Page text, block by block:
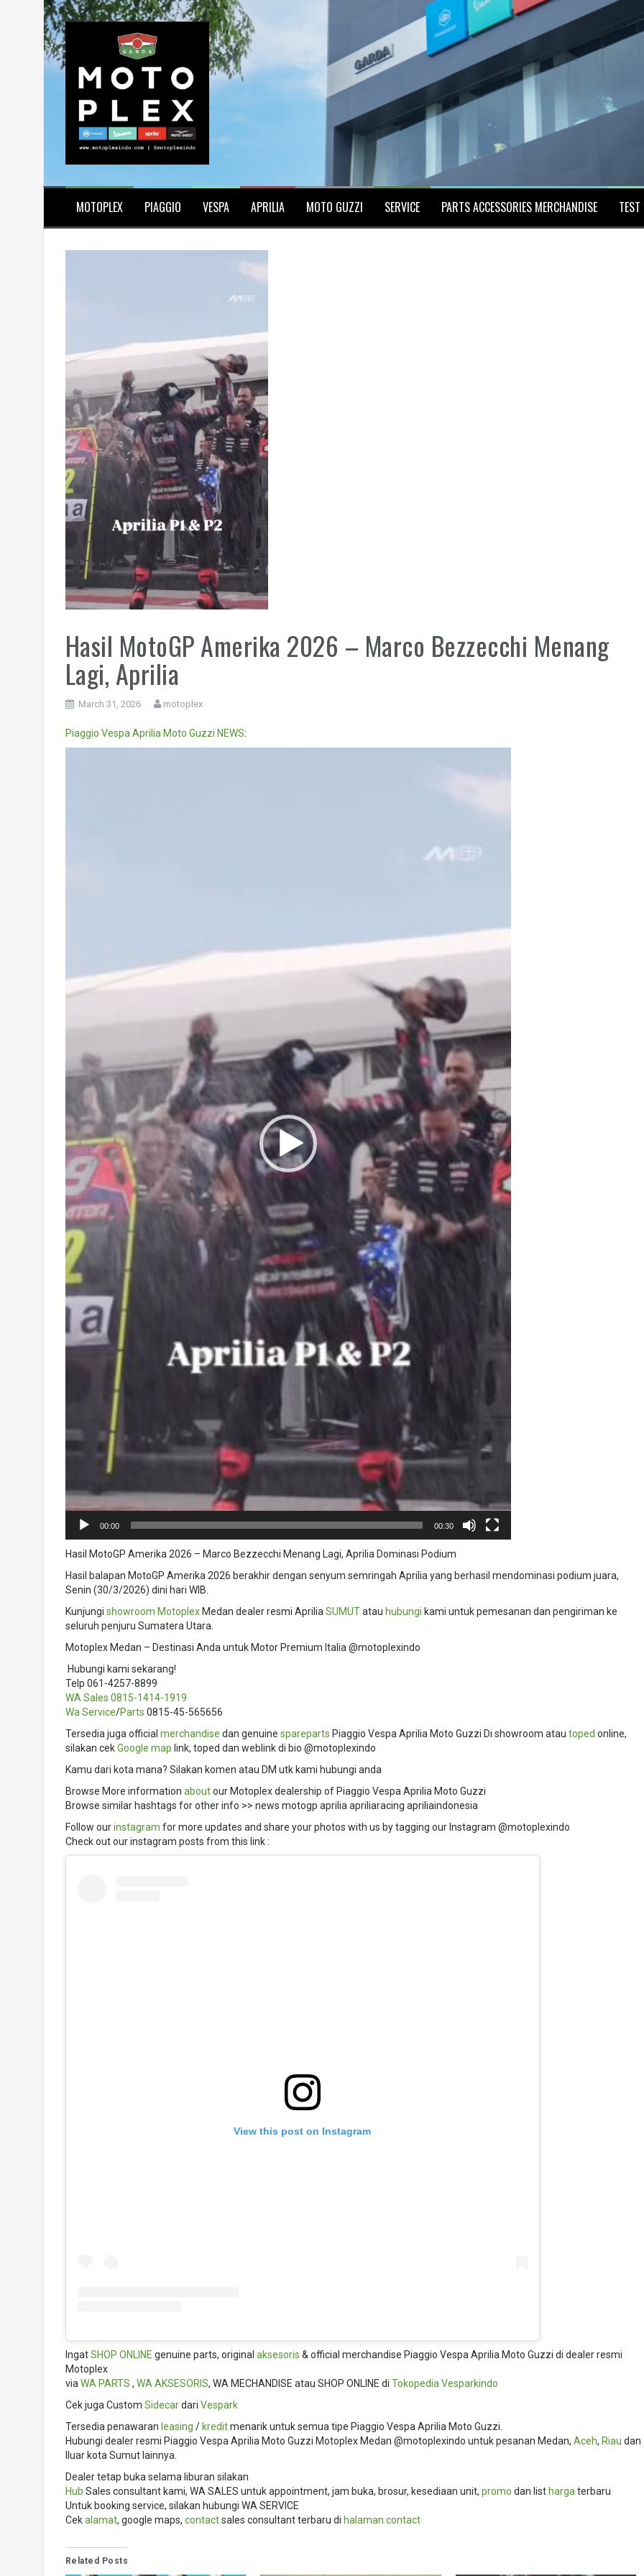
MOTOPLEX PIAGGIO VESPA APRILIA MOTO GUZZI SERVICE PARTS ACCESSORIES MERCHANDISE
Hasil MotoGP Amerika 2026 – Marco Bezzecchi Menang
Lagi, Aprilia
March 31, 2026 motoplex
Piaggio Vespa Aprilia Moto Guzzi NEWS:
00:00 00:30
Hasil MotoGP Amerika 2026 – Marco Bezzecchi Menang Lagi, Aprilia Dominasi Podium
Hasil balapan MotoGP Amerika 2026 berakhir dengan senyum semringah Aprilia yang berhasil mendominasi podium juara,
Senin (30/3/2026) dini hari WIB.
Kunjungi showroom MotoplexMedan dealer resmi Aprilia SUMUTatau hubungi kami untuk pemesanan dan pengiriman ke
seluruh penjuru Sumatera Utara.
Motoplex Medan – Destinasi Anda untuk Motor Premium Italia @motoplexindo
️ Hubungi kami sekarang!
Telp 061-4257-8899
WA Sales 0815-1414-1919
Wa Service/Parts 0815-45-565656
Tersedia juga official merchandise dan genuine spareparts Piaggio Vespa Aprilia Moto Guzzi Di showroom atau toped online,
silakan cekGoogle map link, toped dan weblink di bio @motoplexindo
Kamu dari kota mana? Silakan komen atau DM utk kami hubungi anda
Browse More information aboutour Motoplex dealership of Piaggio Vespa Aprilia Moto Guzzi
Browse similar hashtags for other info >> news motogp aprilia apriliaracing apriliaindonesia
Follow ourinstagram for more updates and share your photos with us by tagging our Instagram @motoplexindo
Check out our instagram posts from this link :
View this post on Instagram
IngatSHOP ONLINE genuine parts, original aksesoris & official merchandise Piaggio Vespa Aprilia Moto Guzzi di dealer resmi
Motoplex
via WA PARTS , WA AKSESORIS, WA MECHANDISE atau SHOP ONLINE di Tokopedia Vesparkindo
Cek juga Custom Sidecardari Vespark
Tersedia penawaran leasing / kreditmenarik untuk semua tipe Piaggio Vespa Aprilia Moto Guzzi.
Hubungi dealer resmi Piaggio Vespa Aprilia Moto Guzzi Motoplex Medan @motoplexindo untuk pesanan Medan, Aceh, Riau dan
lluar kota Sumut lainnya.
Dealer tetap buka selama liburan silakan
Hub Sales consultant kami, WA SALES untuk appointment, jam buka, brosur, kesediaan unit, promo dan list harga terbaru
Untuk booking service, silakan hubungi WA SERVICE
Cekalamat, google maps, contactsales consultant terbaru di halaman contact
Related Posts